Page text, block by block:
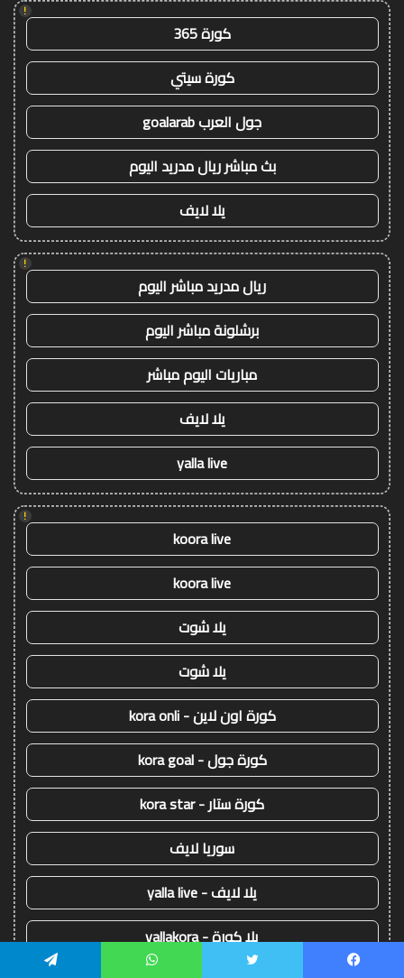
!
كورة 365
كورة سيتي
جول العرب goalarab
بث مباشر ريال مدريد اليوم
يلا لايف
!
ريال مدريد مباشر اليوم
برشلونة مباشر اليوم
مباريات اليوم مباشر
يلا لايف
yalla live
!
koora live
koora live
يلا شوت
يلا شوت
كورة اون لاين - kora onli
كورة جول - kora goal
كورة ستار - kora star
سوريا لايف
يلا لايف - yalla live
يلا كورة - yallakora